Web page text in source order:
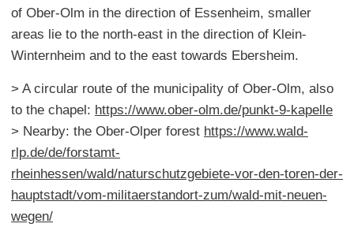
of Ober-Olm in the direction of Essenheim, smaller
areas lie to the north-east in the direction of Klein-
Winternheim and to the east towards Ebersheim.
> A circular route of the municipality of Ober-Olm, also
to the chapel: https://www.ober-olm.de/punkt-9-kapelle
> Nearby: the Ober-Olper forest https://www.wald-
rlp.de/de/forstamt-
rheinhessen/wald/naturschutzgebiete-vor-den-toren-der-
hauptstadt/vom-militaerstandort-zum/wald-mit-neuen-
wegen/